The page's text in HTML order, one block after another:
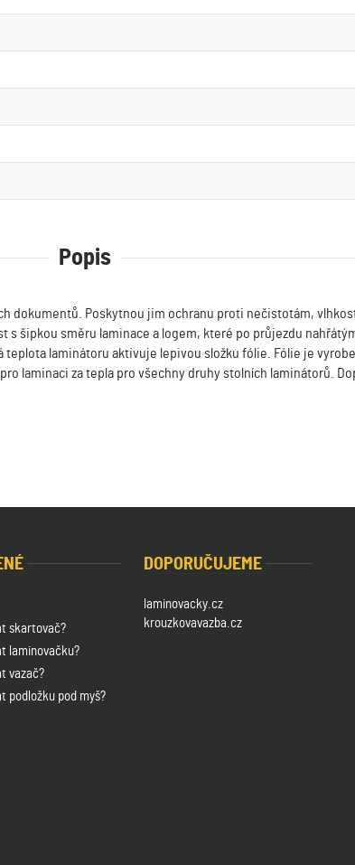
Popis
dokumentů. Poskytnou jim ochranu proti nečistotám,
šipkou směru laminace a logem, které po průjezdu
laminátoru aktivuje lepivou složku fólie. Fólie je
laminaci za tepla pro všechny druhy stolních laminátorů.
skartovač?
laminovačku?
vazač?
podložku pod myš?
DOPORUČUJEME
laminovacky.cz
krouzkovavazba.cz